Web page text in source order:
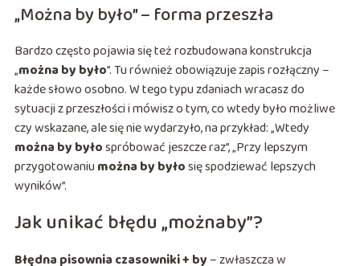
„Można by było” – forma przeszła
Bardzo często pojawia się też rozbudowana konstrukcja
„można by było”. Tu również obowiązuje zapis rozłączny –
każde słowo osobno. W tego typu zdaniach wracasz do
sytuacji z przeszłości i mówisz o tym, co wtedy było możliwe
czy wskazane, ale się nie wydarzyło, na przykład: „Wtedy
można by byłospróbować jeszcze raz”, „Przy lepszym
przygotowaniumożna by byłosię spodziewać lepszych
wyników”.
Jak unikać błędu „możnaby”?
Błędna pisownia czasowniki + by – zwłaszcza w